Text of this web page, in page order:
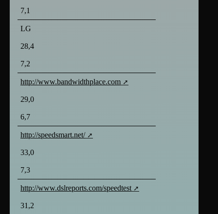
7,1
LG
28,4
7,2
http://www.bandwidthplace.com
29,0
6,7
http://speedsmart.net/
33,0
7,3
http://www.dslreports.com/speedtest
31,2